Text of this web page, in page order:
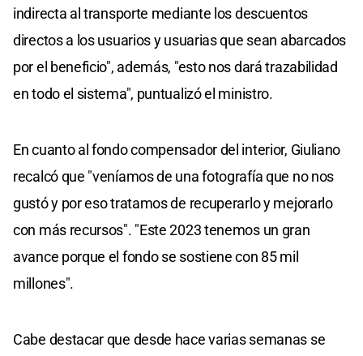
indirecta al transporte mediante los descuentos
directos a los usuarios y usuarias que sean abarcados
por el beneficio", además, "esto nos dará trazabilidad
en todo el sistema", puntualizó el ministro.
En cuanto al fondo compensador del interior, Giuliano
recalcó que "veníamos de una fotografía que no nos
gustó y por eso tratamos de recuperarlo y mejorarlo
con más recursos". "Este 2023 tenemos un gran
avance porque el fondo se sostiene con 85 mil
millones".
Cabe destacar que desde hace varias semanas se